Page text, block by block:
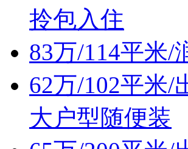
拎包入住
83万/114平米/
62万/102平米/
大户型随便装